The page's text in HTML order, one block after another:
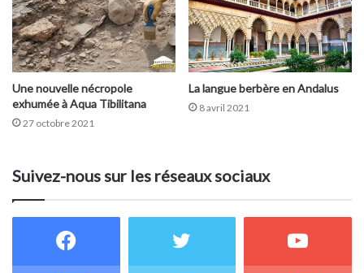
Une nouvelle nécropole
exhumée à Aqua Tibilitana
27 octobre 2021
La langue berbère en Andalus
8 avril 2021
Suivez-nous sur les réseaux sociaux